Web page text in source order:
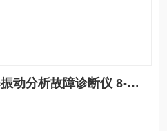
JD-6000AW 无线防爆振动分析故障诊断仪 8-16通道 含AI诊断与动平衡